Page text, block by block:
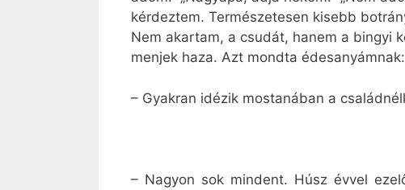
kérdeztem. Természetesen kisebb
Nem akartam, a csudát, hanem a bingyi
menjek haza. Azt mondta
– Gyakran idézik mostanában a
– Nagyon sok mindent. Húsz évvel